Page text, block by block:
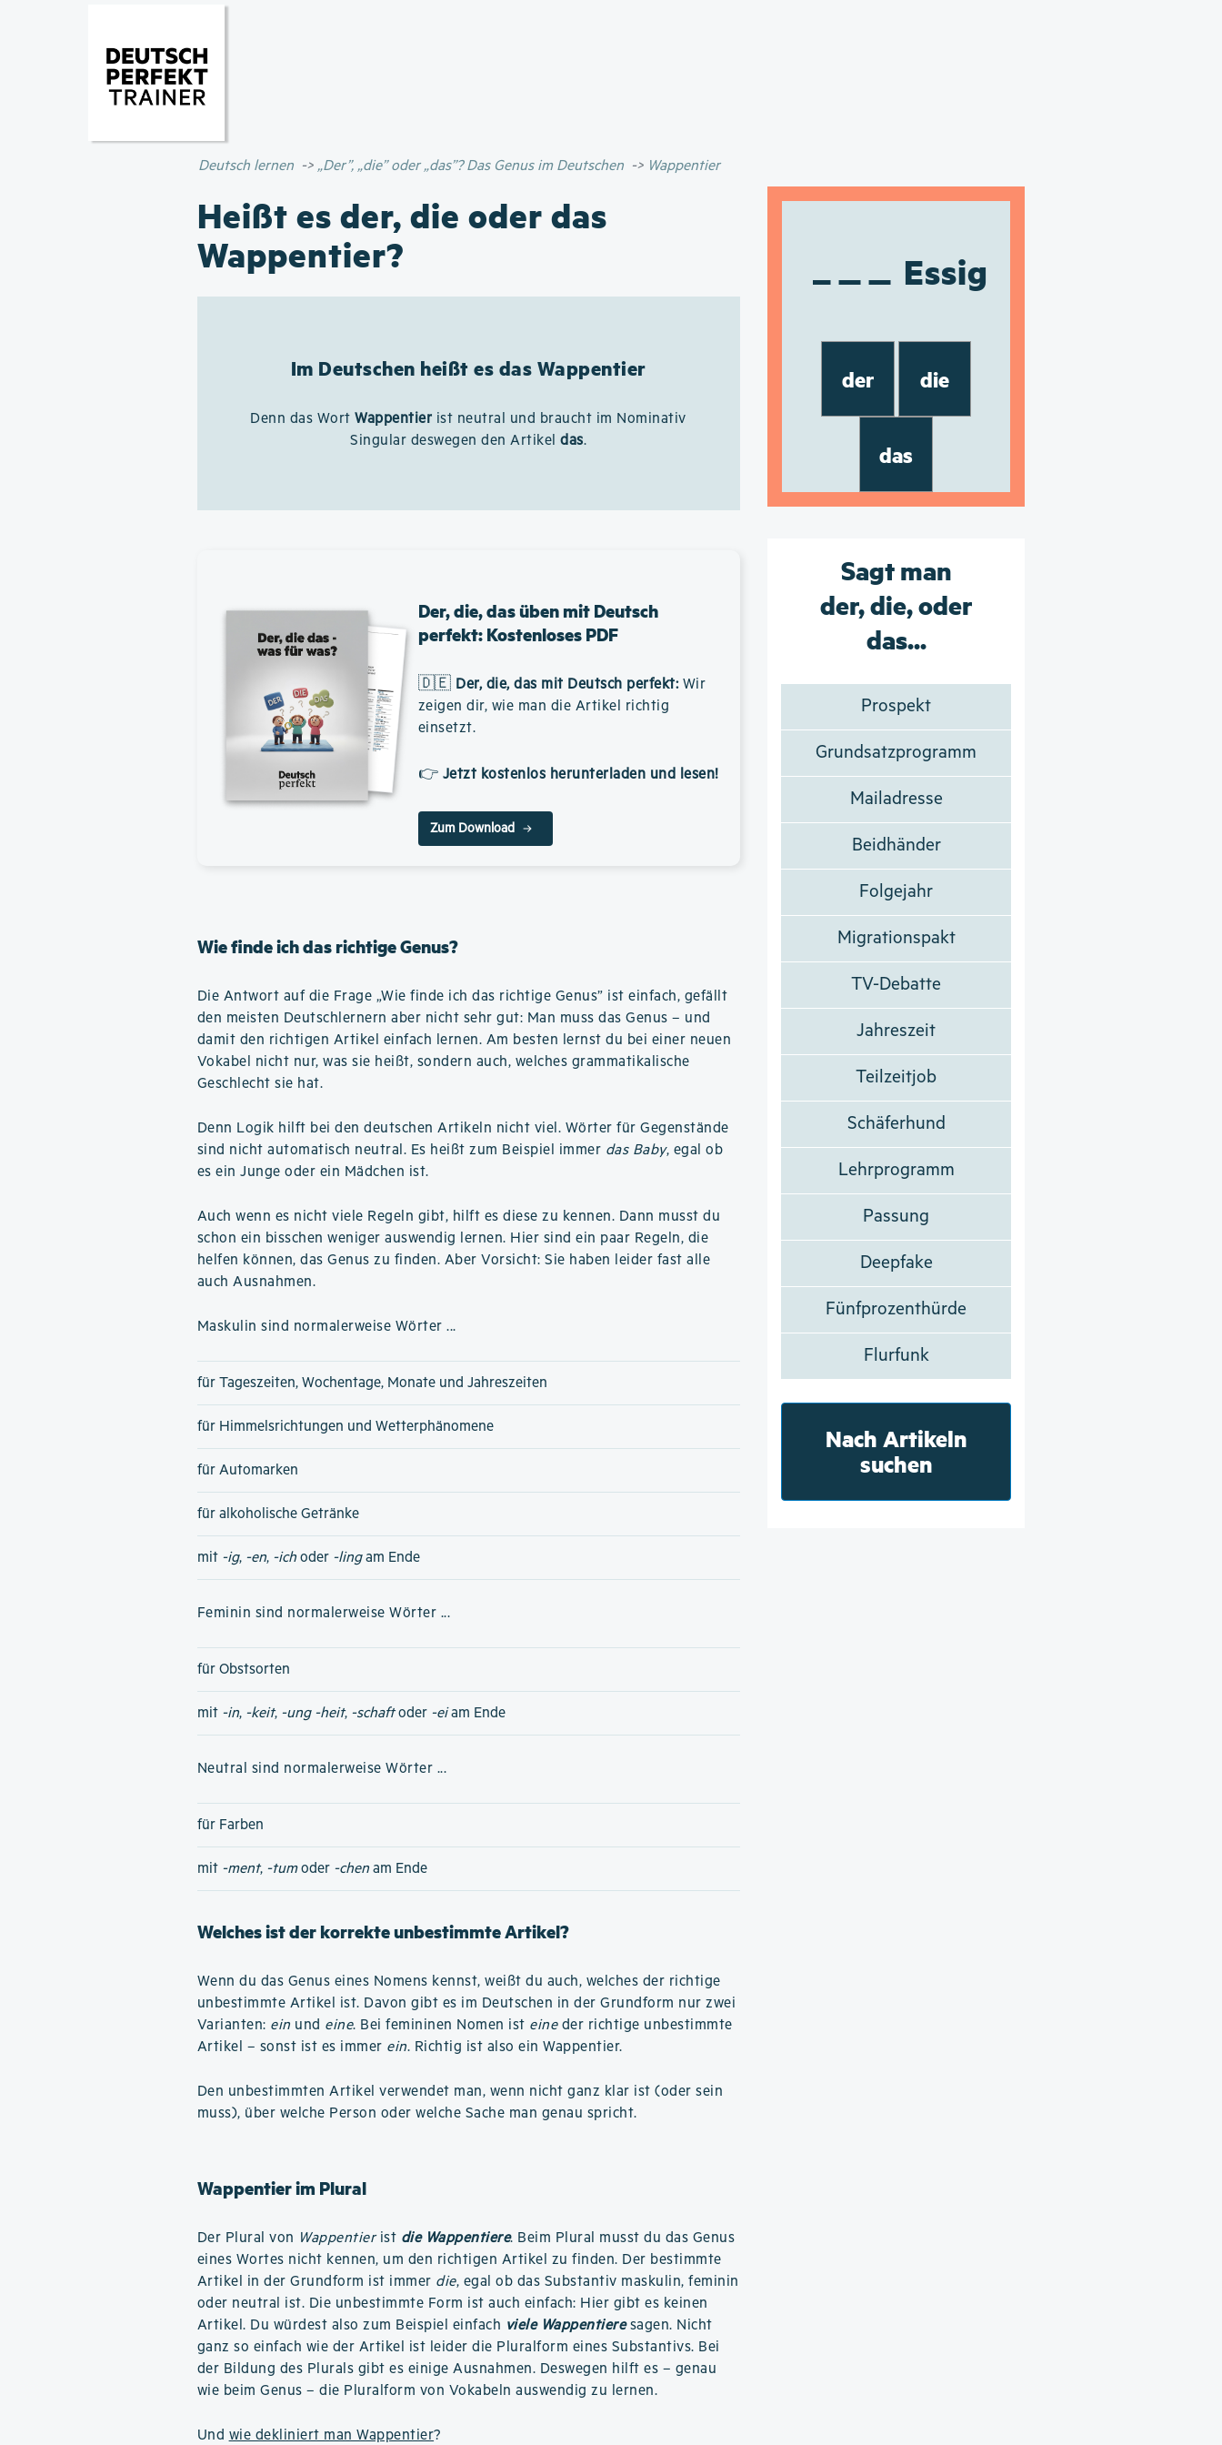
Deutsch lernen „Der”, „die” oder „das”? Das Genus im Deutschen Wappentier
Heißt es der, die oder das
Wappentier?
Im Deutschen heißt es das Wappentier
Denn das WortWappentier ist neutral und braucht im Nominativ
Singular deswegen den Artikeldas.
Der, die, das üben mit Deutsch
perfekt: Kostenloses PDF
🇩🇪 Der, die, das mit Deutsch perfekt: Wir
zeigen dir, wie man die Artikel richtig
einsetzt.
👉 Jetzt kostenlos herunterladen und lesen!
Zum Download
Wie finde ich das richtige Genus?
Die Antwort auf die Frage „Wie finde ich das richtige Genus” ist einfach, gefällt
den meisten Deutschlernern aber nicht sehr gut: Man muss das Genus – und
damit den richtigen Artikel einfach lernen. Am besten lernst du bei einer neuen
Vokabel nicht nur, was sie heißt, sondern auch, welches grammatikalische
Geschlecht sie hat.
Denn Logik hilft bei den deutschen Artikeln nicht viel. Wörter für Gegenstände
sind nicht automatisch neutral. Es heißt zum Beispiel immer das Baby, egal ob
es ein Junge oder ein Mädchen ist.
Auch wenn es nicht viele Regeln gibt, hilft es diese zu kennen. Dann musst du
schon ein bisschen weniger auswendig lernen. Hier sind ein paar Regeln, die
helfen können, das Genus zu finden. Aber Vorsicht: Sie haben leider fast alle
auch Ausnahmen.
Maskulin sind normalerweise Wörter ...
für Tageszeiten, Wochentage, Monate und Jahreszeiten
für Himmelsrichtungen und Wetterphänomene
für Automarken
für alkoholische Getränke
mit -ig, -en, -ichoder -lingam Ende
Feminin sind normalerweise Wörter ...
für Obstsorten
mit -in, -keit, -ung -heit, -schaftoder -eiam Ende
Neutral sind normalerweise Wörter ...
für Farben
mit -ment, -tumoder -chenam Ende
Welches ist der korrekte unbestimmte Artikel?
Wenn du das Genus eines Nomens kennst, weißt du auch, welches der richtige
unbestimmte Artikel ist. Davon gibt es im Deutschen in der Grundform nur zwei
Varianten: ein und eine. Bei femininen Nomen ist eineder richtige unbestimmte
Artikel – sonst ist es immer ein. Richtig ist also ein Wappentier.
Den unbestimmten Artikel verwendet man, wenn nicht ganz klar ist (oder sein
muss), über welche Person oder welche Sache man genau spricht.
Wappentier im Plural
Der Plural von Wappentierist die Wappentiere. Beim Plural musst du das Genus
eines Wortes nicht kennen, um den richtigen Artikel zu finden. Der bestimmte
Artikel in der Grundform ist immer die, egal ob das Substantiv maskulin, feminin
oder neutral ist. Die unbestimmte Form ist auch einfach: Hier gibt es keinen
Artikel. Du würdest also zum Beispiel einfach viele Wappentieresagen. Nicht
ganz so einfach wie der Artikel ist leider die Pluralform eines Substantivs. Bei
der Bildung des Plurals gibt es einige Ausnahmen. Deswegen hilft es – genau
wie beim Genus – die Pluralform von Vokabeln auswendig zu lernen.
Und wie dekliniert man Wappentier?
Essig
der die
das
Sagt man
der, die, oder
das...
Prospekt
Grundsatzprogramm
Mailadresse
Beidhänder
Folgejahr
Migrationspakt
TV-Debatte
Jahreszeit
Teilzeitjob
Schäferhund
Lehrprogramm
Passung
Deepfake
Fünfprozenthürde
Flurfunk
Nach Artikeln
suchen